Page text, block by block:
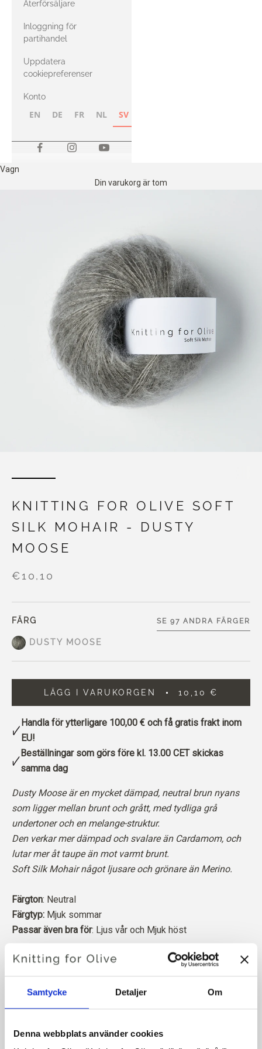
Samtycke Detaljer Om
Denna webbplats använder cookies
med Heavy
Merino
Återförsäljare
Inloggning för
partihandel
Uppdatera
cookiepreferenser
Konto
EN DE FR NL SV
Vagn
Din varukorg är tom
KNITTING FOR OLIVE SOFT
SILK MOHAIR - DUSTY
MOOSE
€10,10
FÄRG
DUSTY MOOSE
SE 97 ANDRA FÄRGER
LÄGG I VARUKORGEN 10,10 €
Handla för ytterligare 100,00 €och få gratis frakt inom
EU!
Beställningar som görs före kl. 13.00 CET skickas
samma dag
Dusty Moose är en mycket dämpad, neutral brun nyans
som ligger mellan brunt och grått, med tydliga grå
undertoner och en melange-struktur.
Den verkar mer dämpad och svalare än Cardamom, och
lutar mer åt taupe än mot varmt brunt.
Soft Silk Mohair något ljusare och grönare än Merino.
Färgton: Neutral
Färgtyp: Mjuk sommar
Passar även bra för: Ljus vår och Mjuk höst
Knitting for Olive Soft Silk Mohair är en lyxig blandning av
den finaste Kid Mohair och mullbärssilke.
är spårbara tillbaka till de enskilda gårdarna, vilket innebär